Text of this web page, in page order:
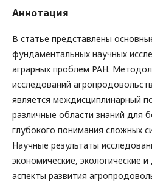
Аннотация
В статье представлены
фундаментальных научных
аграрных проблем РАН.
исследований
является междисциплинарный
различные области знаний для
глубокого понимания сложных
Научные результаты
экономические, экологические
аспекты развития